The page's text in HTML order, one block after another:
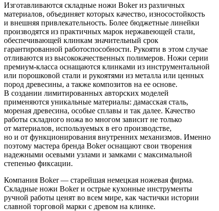
Изготавливаются складные ножи Boker из различных
материалов, объединяет которых качество, износостойкость
и внешняя привлекательность. Более бюджетные линейки
производятся из практичных марок нержавеющей стали,
обеспечивающей клинкам значительный срок
гарантированной работоспособности. Рукояти в этом случае
отливаются из высококачественных полимеров. Ножи серии
премиум-класса оснащаются клинками из инструментальной
или порошковой стали и рукоятями из металла или ценных
пород древесины, а также композитов на ее основе.
В создании лимитированных авторских моделей
применяются уникальные материалы: дамасская сталь,
мореная древесина, особые сплавы и так далее. Качество
работы складного ножа во многом зависит не только
от материалов, используемых в его производстве,
но и от функционирования внутренних механизмов. Именно
поэтому мастера бренда Boker оснащают свои творения
надежными осевыми узлами и замками с максимальной
степенью фиксации.
Компания Boker — старейшая немецкая ножевая фирма.
Складные ножи Boker и острые кухонные инструменты
ручной работы ценят во всем мире, как частички истории
славной торговой марки с древом на клинке.